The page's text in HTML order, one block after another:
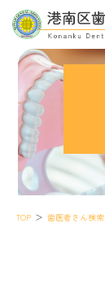
TOP 歯医者さん検索